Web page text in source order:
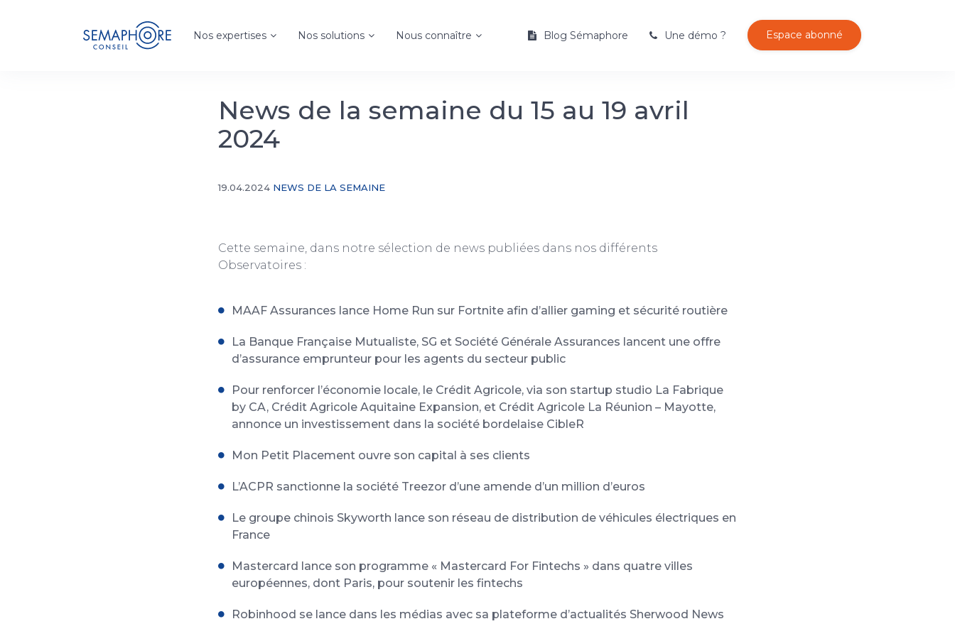
Nos expertises Nos solutions Nous connaître Blog Sémaphore Une démo ? Espace abonné
News de la semaine du 15 au 19 avril
2024
19.04.2024 NEWS DE LA SEMAINE
Cette semaine, dans notre sélection de news publiées dans nos différents
Observatoires :
MAAF Assurances lance Home Run sur Fortnite afin d’allier gaming et sécurité routière
La Banque Française Mutualiste, SG et Société Générale Assurances lancent une offre
d’assurance emprunteur pour les agents du secteur public
Pour renforcer l’économie locale, le Crédit Agricole, via son startup studio La Fabrique
by CA, Crédit Agricole Aquitaine Expansion, et Crédit Agricole La Réunion – Mayotte,
annonce un investissement dans la société bordelaise CibleR
Mon Petit Placement ouvre son capital à ses clients
L’ACPR sanctionne la société Treezor d’une amende d’un million d’euros
Le groupe chinois Skyworth lance son réseau de distribution de véhicules électriques en
France
Mastercard lance son programme « Mastercard For Fintechs » dans quatre villes
européennes, dont Paris, pour soutenir les fintechs
Robinhood se lance dans les médias avec sa plateforme d’actualités Sherwood News